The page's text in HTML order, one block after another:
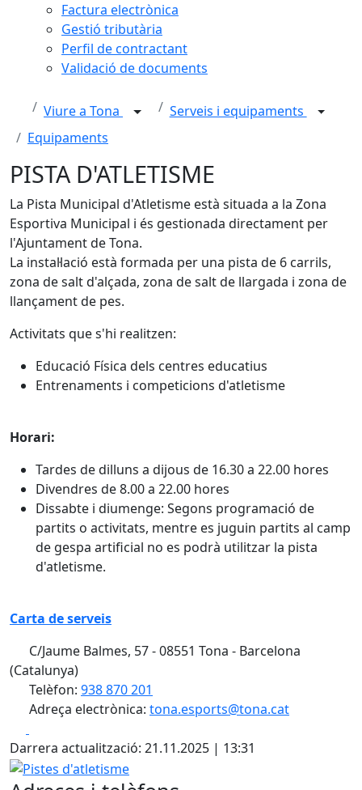
Factura electrònica
Gestió tributària
Perfil de contractant
Validació de documents
Viure a Tona
Serveis i equipaments
Equipaments
PISTA D'ATLETISME
La Pista Municipal d'Atletisme està situada a la Zona
Esportiva Municipal i és gestionada directament per
l'Ajuntament de Tona.
La instal·lació està formada per una pista de 6 carrils,
zona de salt d'alçada, zona de salt de llargada i zona de
llançament de pes.
Activitats que s'hi realitzen:
Educació Física dels centres educatius
Entrenaments i competicions d'atletisme
Horari:
Tardes de dilluns a dijous de 16.30 a 22.00 hores
Divendres de 8.00 a 22.00 hores
Dissabte i diumenge: Segons programació de
partits o activitats, mentre es juguin partits al camp
de gespa artificial no es podrà utilitzar la pista
d'atletisme.
Carta de serveis
C/Jaume Balmes, 57 - 08551 Tona - Barcelona
(Catalunya)
Telèfon: 938 870 201
Adreça electrònica: tona.esports@tona.cat
Darrera actualització: 21.11.2025 | 13:31
Pistes d'atletisme